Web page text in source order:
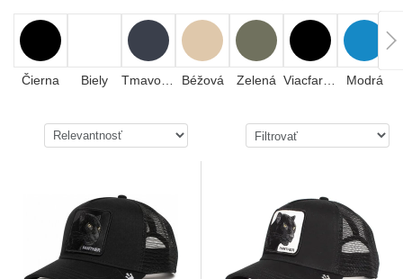
Čierna Biely Béžová Zelená Modrá